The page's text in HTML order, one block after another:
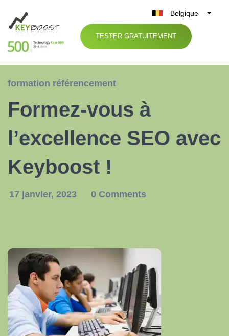
Belgique
België
Nederland
TESTER GRATUITEMENT
formation référencement
Formez-vous à
l’excellence SEO avec
Keyboost !
17 janvier, 2023 0 Comments